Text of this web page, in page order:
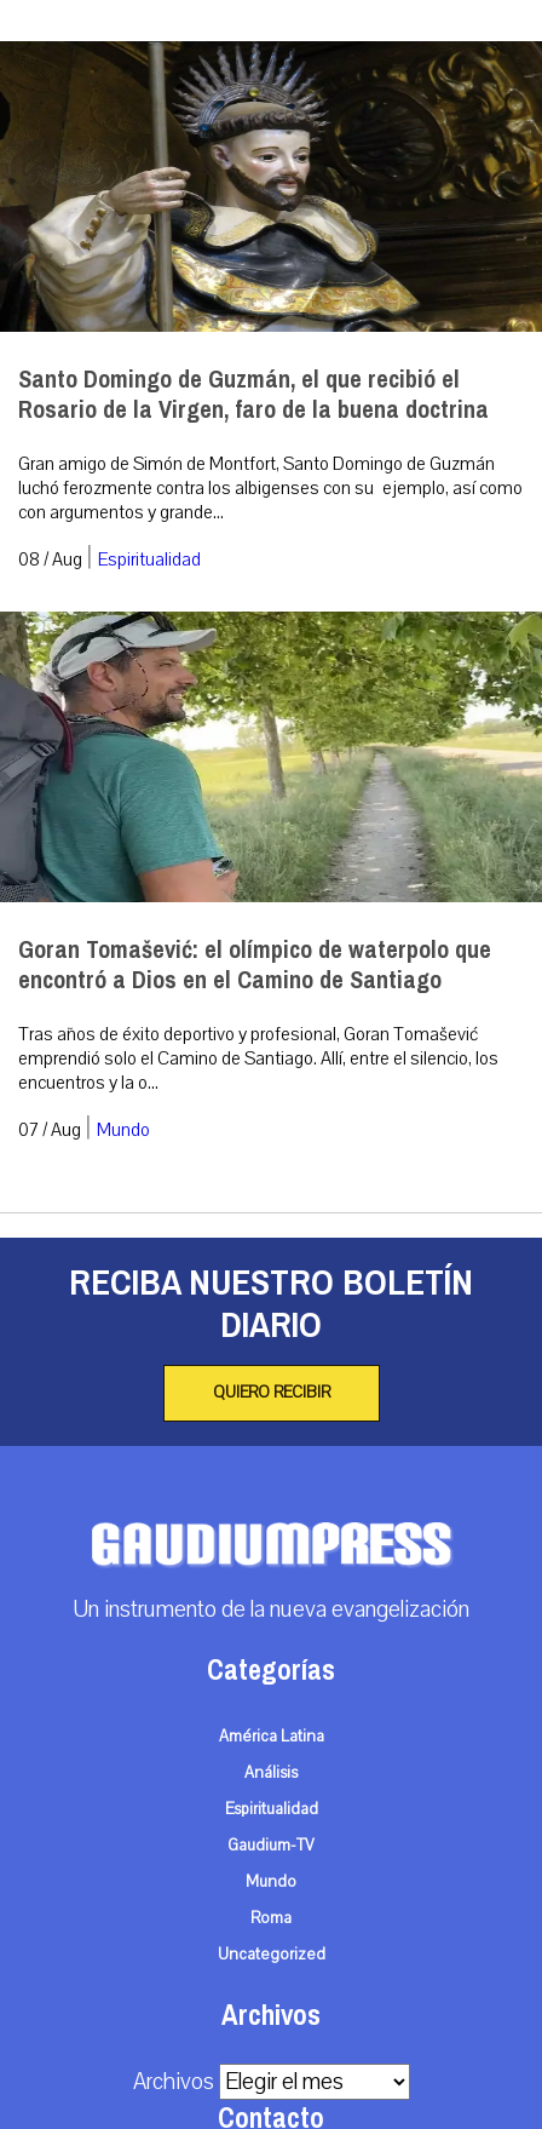
Santo Domingo de Guzmán, el que recibió el
Rosario de la Virgen, faro de la buena doctrina
Gran amigo de Simón de Montfort, Santo Domingo de Guzmán
luchó ferozmente contra los albigenses con su ejemplo, así como
con argumentos y grande...
08 / Aug | Espiritualidad
Goran Tomašević: el olímpico de waterpolo que
encontró a Dios en el Camino de Santiago
Tras años de éxito deportivo y profesional, Goran Tomašević
emprendió solo el Camino de Santiago. Allí, entre el silencio, los
encuentros y la o...
07 / Aug | Mundo
RECIBA NUESTRO BOLETÍN
DIARIO
QUIERO RECIBIR
Un instrumento de la nueva evangelización
Categorías
América Latina
Análisis
Espiritualidad
Gaudium-TV
Mundo
Roma
Uncategorized
Archivos
Archivos
Contacto